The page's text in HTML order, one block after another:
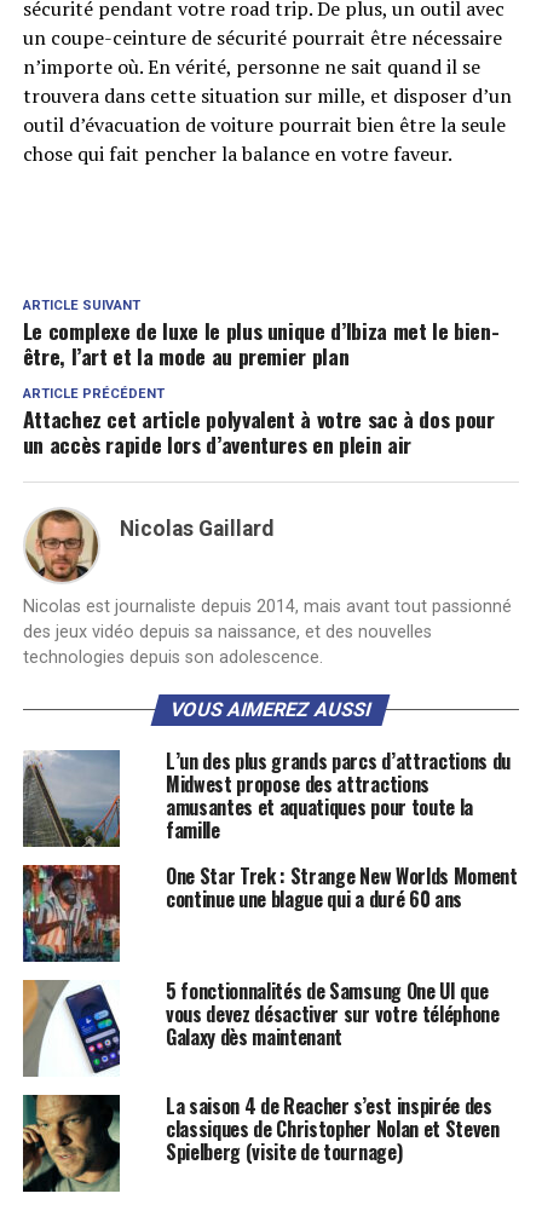
sécurité pendant votre road trip. De plus, un outil avec
un coupe-ceinture de sécurité pourrait être nécessaire
n’importe où. En vérité, personne ne sait quand il se
trouvera dans cette situation sur mille, et disposer d’un
outil d’évacuation de voiture pourrait bien être la seule
chose qui fait pencher la balance en votre faveur.
ARTICLE SUIVANT
Le complexe de luxe le plus unique d’Ibiza met le bien-
être, l’art et la mode au premier plan
ARTICLE PRÉCÉDENT
Attachez cet article polyvalent à votre sac à dos pour
un accès rapide lors d’aventures en plein air
Nicolas Gaillard
Nicolas est journaliste depuis 2014, mais avant tout passionné
des jeux vidéo depuis sa naissance, et des nouvelles
technologies depuis son adolescence.
VOUS AIMEREZ AUSSI
L’un des plus grands parcs d’attractions du
Midwest propose des attractions
amusantes et aquatiques pour toute la
famille
One Star Trek : Strange New Worlds Moment
continue une blague qui a duré 60 ans
5 fonctionnalités de Samsung One UI que
vous devez désactiver sur votre téléphone
Galaxy dès maintenant
La saison 4 de Reacher s’est inspirée des
classiques de Christopher Nolan et Steven
Spielberg (visite de tournage)